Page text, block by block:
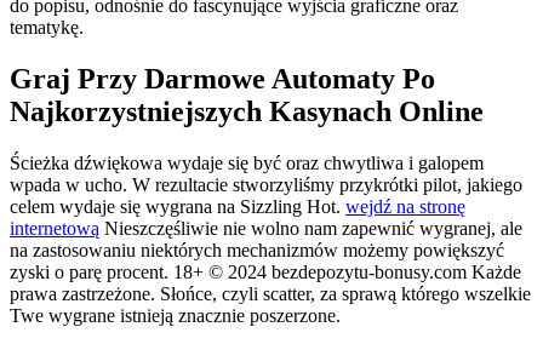
do popisu, odnośnie do fascynujące wyjścia graficzne oraz
tematykę.
Graj Przy Darmowe Automaty Po
Najkorzystniejszych Kasynach Online
Ścieżka dźwiękowa wydaje się być oraz chwytliwa i galopem
wpada w ucho. W rezultacie stworzyliśmy przykrótki pilot, jakiego
celem wydaje się wygrana na Sizzling Hot. wejdź na stronę
internetową Nieszczęśliwie nie wolno nam zapewnić wygranej, ale
na zastosowaniu niektórych mechanizmów możemy powiększyć
zyski o parę procent. 18+ © 2024 bezdepozytu-bonusy.com Każde
prawa zastrzeżone. Słońce, czyli scatter, za sprawą którego wszelkie
Twe wygrane istnieją znacznie poszerzone.